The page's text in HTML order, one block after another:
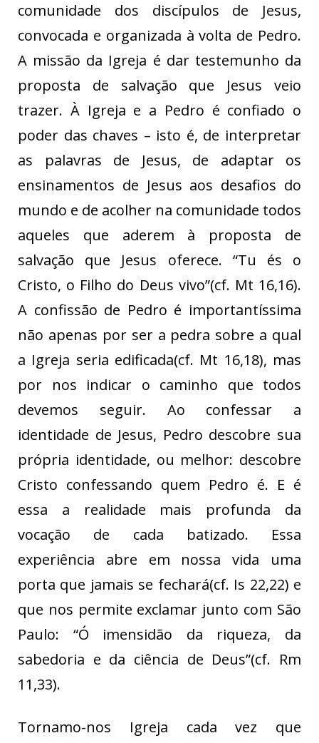
comunidade dos discípulos de Jesus,
convocada e organizada à volta de Pedro.
A missão da Igreja é dar testemunho da
proposta de salvação que Jesus veio
trazer. À Igreja e a Pedro é confiado o
poder das chaves – isto é, de interpretar
as palavras de Jesus, de adaptar os
ensinamentos de Jesus aos desafios do
mundo e de acolher na comunidade todos
aqueles que aderem à proposta de
salvação que Jesus oferece. “Tu és o
Cristo, o Filho do Deus vivo”(cf. Mt 16,16).
A confissão de Pedro é importantíssima
não apenas por ser a pedra sobre a qual
a Igreja seria edificada(cf. Mt 16,18), mas
por nos indicar o caminho que todos
devemos seguir. Ao confessar a
identidade de Jesus, Pedro descobre sua
própria identidade, ou melhor: descobre
Cristo confessando quem Pedro é. E é
essa a realidade mais profunda da
vocação de cada batizado. Essa
experiência abre em nossa vida uma
porta que jamais se fechará(cf. Is 22,22) e
que nos permite exclamar junto com São
Paulo: “Ó imensidão da riqueza, da
sabedoria e da ciência de Deus”(cf. Rm
11,33).
Tornamo-nos Igreja cada vez que